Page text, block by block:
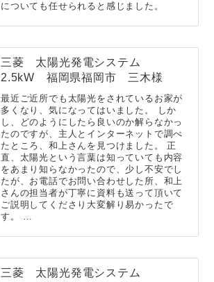
についても任せられると感じました。
三菱 太陽光発電システム
2.5kW 福岡県福岡市 三木様
最近ご近所でも太陽光をされているお家が
多くなり、気になってはいました。 しか
し、どのようにしたら良いのか解らなかっ
たのですが、主人とインターネットで調べ
たところ、和上さんを見つけました。 正
直、太陽光という言葉は知っていても内容
をあまり知らなかったので、少し不安でし
たが、お電話でお問い合わせした所、和上
さんの担当者が丁寧に資料も送って頂いて
ご説明してくださり大変解り易かったで
す。 …
三菱 太陽光発電システム